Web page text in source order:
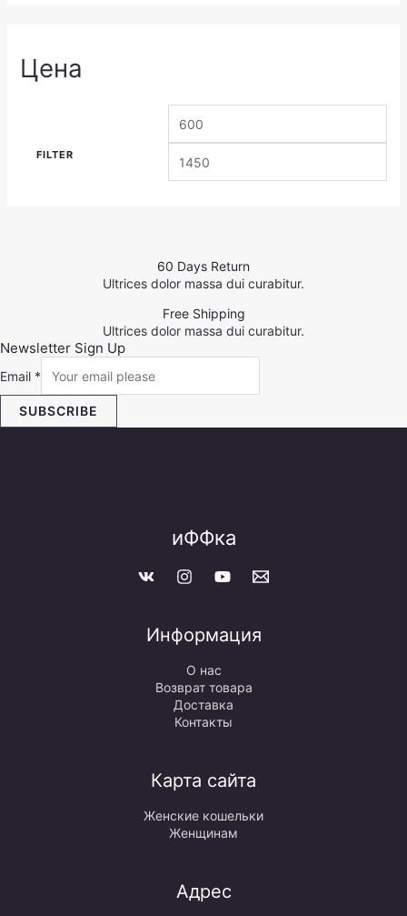
Цена
FILTER
60 Days Return
Ultrices dolor massa dui curabitur.
Free Shipping
Ultrices dolor massa dui curabitur.
Newsletter Sign Up
Email *
SUBSCRIBE
иФФка
Информация
О нас
Возврат товара
Доставка
Контакты
Карта сайта
Женские кошельки
Женщинам
Адрес